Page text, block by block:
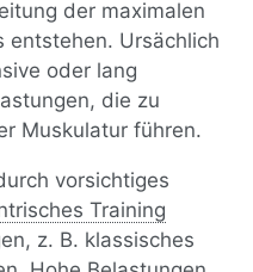
der maximalen
entstehen. Ursächlich
oder lang
die zu
Muskulatur führen.
vorsichtiges
Training
z. B. klassisches